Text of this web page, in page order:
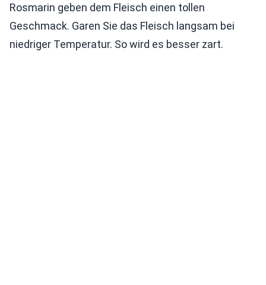
Rosmarin geben dem Fleisch einen tollen
Geschmack. Garen Sie das Fleisch langsam bei
niedriger Temperatur. So wird es besser zart.